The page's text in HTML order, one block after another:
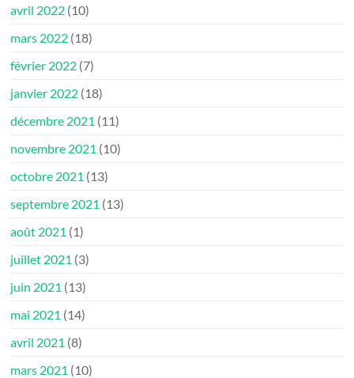
avril 2022 (10)
mars 2022 (18)
février 2022 (7)
janvier 2022 (18)
décembre 2021 (11)
novembre 2021 (10)
octobre 2021 (13)
septembre 2021 (13)
août 2021 (1)
juillet 2021 (3)
juin 2021 (13)
mai 2021 (14)
avril 2021 (8)
mars 2021 (10)